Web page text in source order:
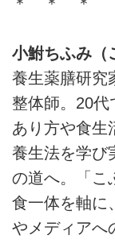
小鮒ちふみ（
養生薬膳研究
整体師。20代
あり方や食生
養生法を学び
の道へ。「こ
食一体を軸に
やメディアへ